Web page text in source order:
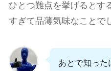
ひとつ難点を挙げるとす
すぎて品薄気味なことで
あとで知った